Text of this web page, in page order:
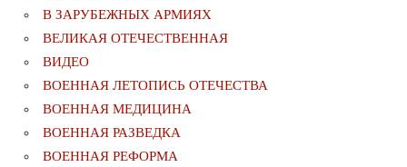
В ЗАРУБЕЖНЫХ АРМИЯХ
ВЕЛИКАЯ ОТЕЧЕСТВЕННАЯ
ВИДЕО
ВОЕННАЯ ЛЕТОПИСЬ ОТЕЧЕСТВА
ВОЕННАЯ МЕДИЦИНА
ВОЕННАЯ РАЗВЕДКА
ВОЕННАЯ РЕФОРМА